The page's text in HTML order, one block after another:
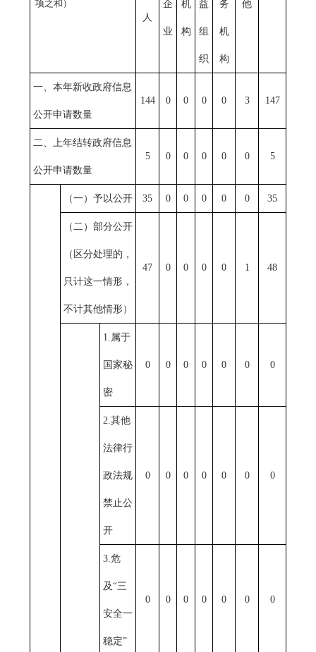
项之和）
人
企
业
机
构
益
组
织
务
机
构
他
一、本年新收政府信息
公开申请数量
144 0 0 0 0 3 147
二、上年结转政府信息
公开申请数量
5 0 0 0 0 0 5
（一）予以公开 35 0 0 0 0 0 35
（二）部分公开
（区分处理的，
只计这一情形，
不计其他情形）
47 0 0 0 0 1 48
1.属于
国家秘
密
0 0 0 0 0 0 0
2.其他
法律行
政法规
禁止公
开
0 0 0 0 0 0 0
3.危
及“三
安全一
稳定”
0 0 0 0 0 0 0